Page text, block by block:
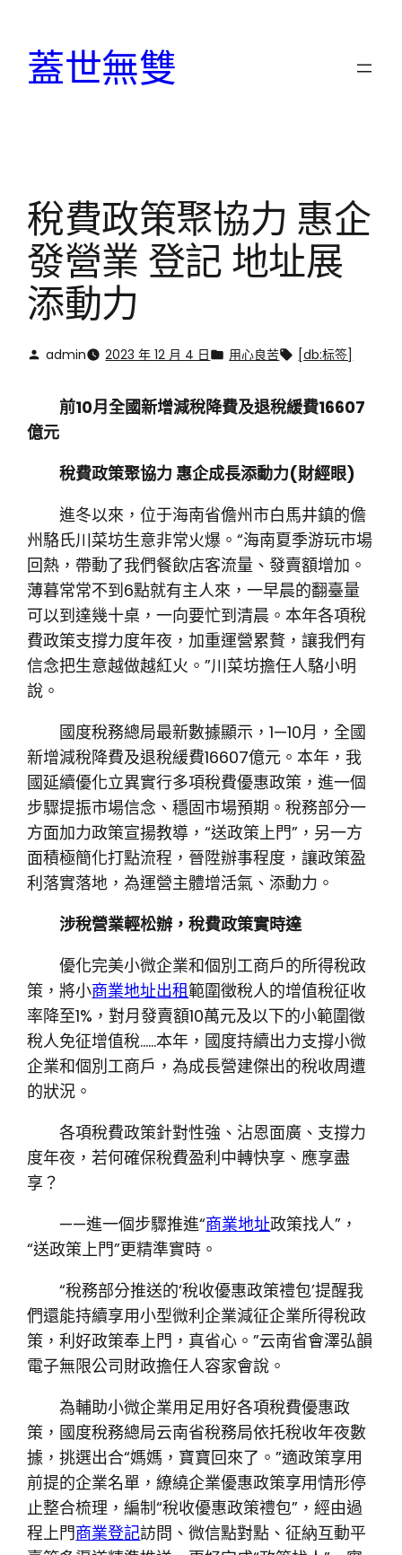
蓋世無雙
稅費政策聚協力 惠企
發營業 登記 地址展
添動力
admin 2023 年 12 月 4 日 用心良苦 [db:标签]
前10月全國新增減稅降費及退稅緩費16607
億元
稅費政策聚協力 惠企成長添動力(財經眼)
進冬以來，位于海南省儋州市白馬井鎮的儋
州駱氏川菜坊生意非常火爆。“海南夏季游玩市場
回熱，帶動了我們餐飲店客流量、發賣額增加。
薄暮常常不到6點就有主人來，一早晨的翻臺量
可以到達幾十桌，一向要忙到清晨。本年各項稅
費政策支撐力度年夜，加重運營累贅，讓我們有
信念把生意越做越紅火。”川菜坊擔任人駱小明
說。
國度稅務總局最新數據顯示，1—10月，全國
新增減稅降費及退稅緩費16607億元。本年，我
國延續優化立異實行多項稅費優惠政策，進一個
步驟提振市場信念、穩固市場預期。稅務部分一
方面加力政策宣揚教導，“送政策上門”，另一方
面積極簡化打點流程，晉陞辦事程度，讓政策盈
利落實落地，為運營主體增活氣、添動力。
涉稅營業輕松辦，稅費政策實時達
優化完美小微企業和個別工商戶的所得稅政
策，將小商業地址出租範圍徵稅人的增值稅征收
率降至1%，對月發賣額10萬元及以下的小範圍徵
稅人免征增值稅……本年，國度持續出力支撐小微
企業和個別工商戶，為成長營建傑出的稅收周遭
的狀況。
各項稅費政策針對性強、沾恩面廣、支撐力
度年夜，若何確保稅費盈利中轉快享、應享盡
享？
——進一個步驟推進“商業地址政策找人”，
“送政策上門”更精準實時。
“稅務部分推送的‘稅收優惠政策禮包’提醒我
們還能持續享用小型微利企業減征企業所得稅政
策，利好政策奉上門，真省心。”云南省會澤弘韻
電子無限公司財政擔任人容家會說。
為輔助小微企業用足用好各項稅費優惠政
策，國度稅務總局云南省稅務局依托稅收年夜數
據，挑選出合“媽媽，寶寶回來了。”適政策享用
前提的企業名單，繚繞企業優惠政策享用情形停
止整合梳理，編制“稅收優惠政策禮包”，經由過
程上門商業登記訪問、微信點對點、征納互動平